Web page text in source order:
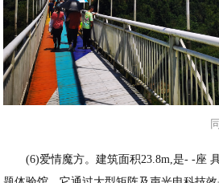
(6)爱情魔方。建筑面积23.8m,是- -座